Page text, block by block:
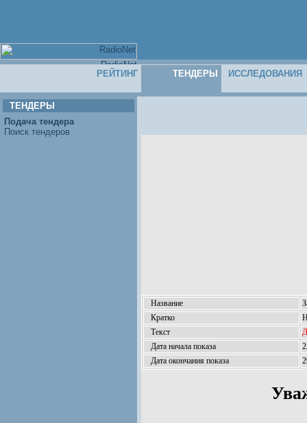
РЕЙТИНГ ТЕНДЕРЫ ИССЛЕДОВАНИЯ
ТЕНДЕРЫ
Подача тендера
Поиск тендеров
Название
Кратко
Текст
Дата начала показа
Дата окончания показа